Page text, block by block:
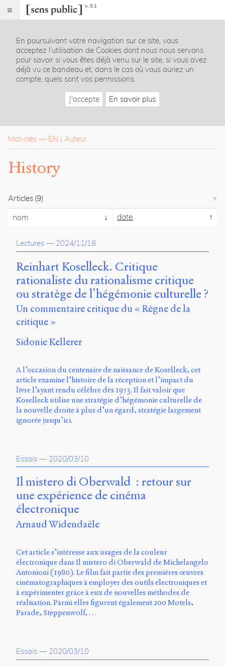
v. 0.1
Index
Rubriques
Essais
La
revue
Présentation
Publier
du
site
Archipel
En
ligne
Mastodon
Université
Sherbrooke
Campus
de
Longueuil
Local
B1-
12723
Charles-
Le
Moyne
Longueuil
(QC)
J4K
Canada
2104-
3272
Sens
public
0.1
En poursuivant votre navigation sur ce site, vous
acceptez l’utilisation de Cookies dont nous nous servons
pour savoir si vous êtes déjà venu sur le site, si vous avez
déjà vu ce bandeau et, dans le cas où vous auriez un
compte, quels sont vos permissions.
J'accepte En savoir plus
Mot-clés — EN Auteur
History
Articles (9)
nom date
Lectures — 2024/11/18
Reinhart Koselleck. Critique
rationaliste du rationalisme critique
ou stratège de l’hégémonie culturelle ?
Un commentaire critique du « Règne de la
critique »
Sidonie Kellerer
A l’occasion du centenaire de naissance de Koselleck, cet
article examine l’histoire de la réception et l’impact du
livre l’ayant rendu célèbre dès 1973. Il fait valoir que
Koselleck utilise une stratégie d’hégémonie culturelle de
la nouvelle droite à plus d’un égard, stratégie largement
ignorée jusqu’ici.
Essais — 2020/03/10
Il mistero di Oberwald : retour sur
une expérience de cinéma
électronique
Arnaud Widendaële
Cet article s’intéresse aux usages de la couleur
électronique dans Il mistero di Oberwald de Michelangelo
Antonioni (1980). Le film fait partie des premières œuvres
cinématographiques à employer des outils électroniques et
à expérimenter grâce à eux de nouvelles méthodes de
réalisation. Parmi elles figurent également 200 Motels,
Parade, Steppenwolf, …
Essais — 2020/03/10